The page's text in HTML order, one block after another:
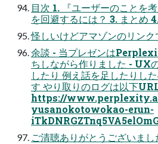
目次 1. 『ユーザーのことを
を回避するには？ 3. まとめ
怪しいけどアマゾンのリン
余談 - 当プレゼンは
ちしながら作りました - UX
したり 例え話を足したりし
す やり取りのログは以下
https://
yusanokotowokao-erun-
ご清聴ありがとうございまし